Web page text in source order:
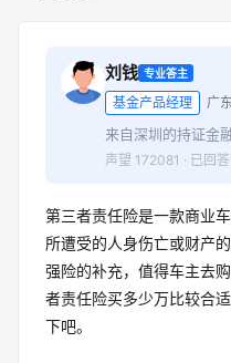
刘钱 专业答主
基金产品经理 广东
来自深圳的持证金
声望 172081 · 已回
第三者责任险是一款商业
所遭受的人身伤亡或财产
强险的补充，值得车主去
者责任险买多少万比较合
下吧。